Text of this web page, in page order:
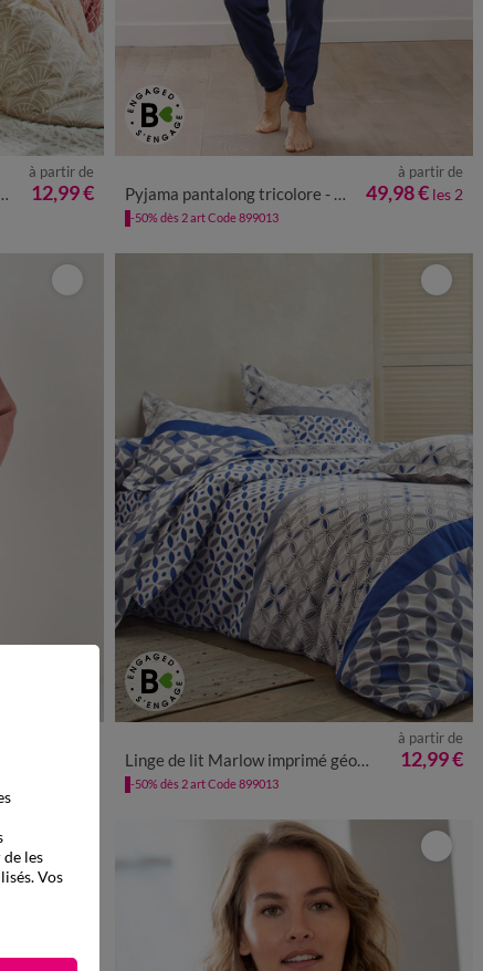
à partir de
12,99 € Pyjama pantalong tricolore - lot de 2
à partir de
49,98 € les 2
-50% dès 2 art Code 899013
Linge de lit Marlow imprimé géométrique - coton 57 fils/cm²
à partir de
12,99 €
-50% dès 2 art Code 899013
les
Vos